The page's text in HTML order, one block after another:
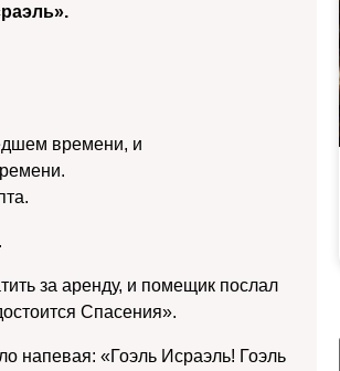
времени, и
за аренду, и помещик послал
Спасения».
напевая: «Гоэль Исраэль! Гоэль